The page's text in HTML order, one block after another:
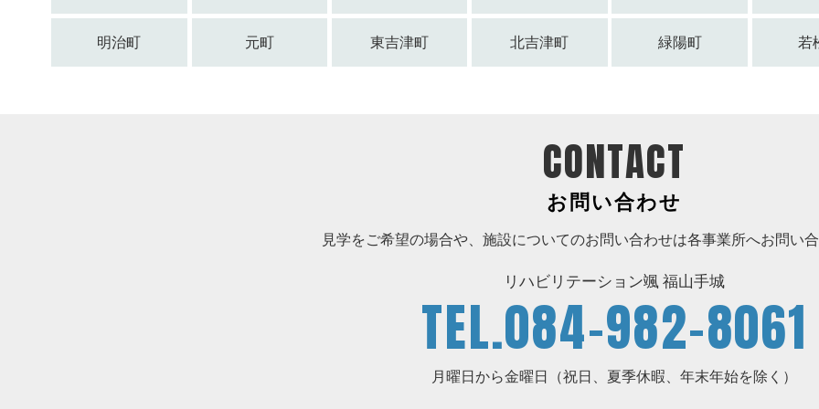
明治町 元町 東吉津町 北吉津町 緑陽町 若
CONTACT
お問い合わせ
見学をご希望の場合や、施設についてのお問い合わせは各事業所へお問い合
リハビリテーション颯 福山手城
TEL.084-982-8061
月曜日から金曜日（祝日、夏季休暇、年末年始を除く）